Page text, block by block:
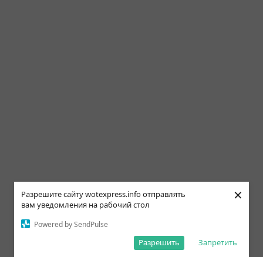
Разрешите сайту wotexpress.info отправлять
вам уведомления на рабочий стол
Powered by SendPulse
Запретить
Разрешить
×